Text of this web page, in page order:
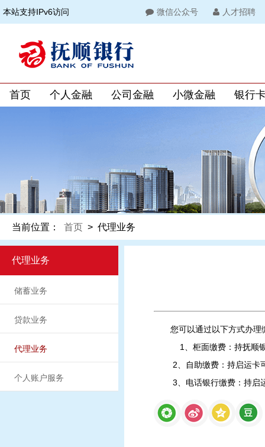
本站支持IPv6访问 微信公众号 人才招聘
首页 个人金融 公司金融 小微金融 银行
当前位置： 首页 > 代理业务
代理业务
储蓄业务
贷款业务
代理业务
个人账户服务
您可以通过以下方式办理
1、柜面缴费：持抚顺银行
2、自助缴费：持启运卡可
3、电话银行缴费：持启运